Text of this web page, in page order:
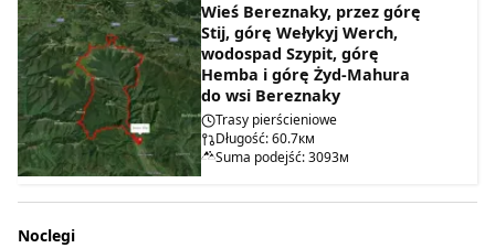
Wieś Bereznaky, przez górę
Stij, górę Wełykyj Werch,
wodospad Szypit, górę
Hemba i górę Żyd-Mahura
do wsi Bereznaky
Trasy pierścieniowe
Długość: 60.7км
Suma podejść: 3093м
Noclegi